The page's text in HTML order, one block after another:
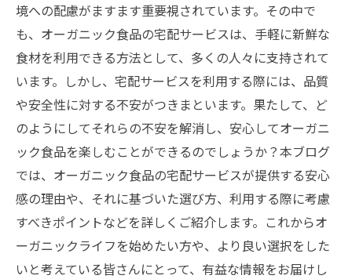
境への配慮がますます重要視されています。その中で
も、オーガニック食品の宅配サービスは、手軽に新鮮な
食材を利用できる方法として、多くの人々に支持されて
います。しかし、宅配サービスを利用する際には、品質
や安全性に対する不安がつきまといます。果たして、ど
のようにしてそれらの不安を解消し、安心してオーガニ
ック食品を楽しむことができるのでしょうか？本ブログ
では、オーガニック食品の宅配サービスが提供する安心
感の理由や、それに基づいた選び方、利用する際に考慮
すべきポイントなどを詳しくご紹介します。これからオ
ーガニックライフを始めたい方や、より良い選択をした
いと考えている皆さんにとって、有益な情報をお届けし